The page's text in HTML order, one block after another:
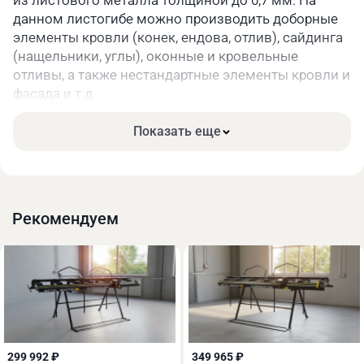
*Примечание: листогиб требует настройки
прижима листа под конкретную толщину
металла.
данном листогибе можно производить доборные
элементы кровли (конек, ендова, отлив), сайдинга
(нащельники, углы), оконные и кровельные
отливы, а также нестандартные элементы кровли и
фасада и т.д.
материалов: сталь, латунь, нержавеющая сталь,
Показать еще
Рекомендуем
299 992 ₽ 349 965 ₽